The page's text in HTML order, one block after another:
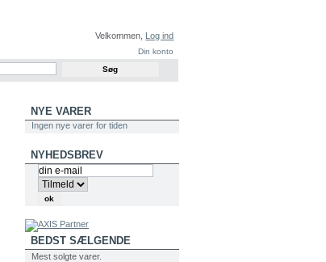
Velkommen,
Log ind
Din konto
NYE VARER
Ingen nye varer for tiden
NYHEDSBREV
BEDST SÆLGENDE
Mest solgte varer.